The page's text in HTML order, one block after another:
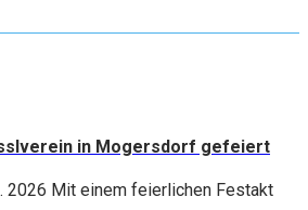
in Mogersdorf gefeiert
2026 Mit einem feierlichen Festakt